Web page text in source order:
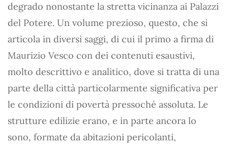
degrado nonostante la stretta vicinanza ai Palazzi
del Potere. Un volume prezioso, questo, che si
articola in diversi saggi, di cui il primo a firma di
Maurizio Vesco con dei contenuti esaustivi,
molto descrittivo e analitico, dove si tratta di una
parte della città particolarmente significativa per
le condizioni di povertà pressoché assoluta. Le
strutture edilizie erano, e in parte ancora lo
sono, formate da abitazioni pericolanti,